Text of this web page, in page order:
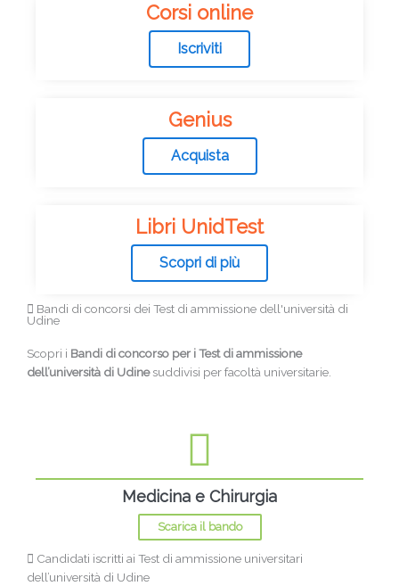
Corsi online
Iscriviti
Genius
Acquista
Libri UnidTest
Scopri di più
Bandi di concorsi dei Test di ammissione dell'università di
Udine
Scopri i Bandi di concorso per i Test di ammissione
dell’università di Udinesuddivisi per facoltà universitarie.
Medicina e Chirurgia
Scarica il bando
Candidati iscritti ai Test di ammissione universitari
dell’università di Udine